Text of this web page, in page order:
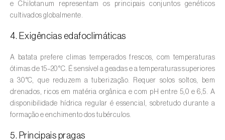
Aveleira ( Corylus avellana L.)
rotundifolia )
Banana (Musa spp.)
Batata ( Solanum tuberosum )
Batata-doce (Ipomoea batatas )
e Chilotanum representam os principais conjuntos genéticos
cultivados globalmente.
4. Exigências edafoclimáticas
A batata prefere climas temperados frescos, com temperaturas
ótimas de 15–20 °C. É sensível a geadas e a temperaturas superiores
a 30 °C, que reduzem a tuberização. Requer solos soltos, bem
drenados, ricos em matéria orgânica e com pH entre 5,0 e 6,5. A
disponibilidade hídrica regular é essencial, sobretudo durante a
formação e enchimento dos tubérculos.
5. Principais pragas